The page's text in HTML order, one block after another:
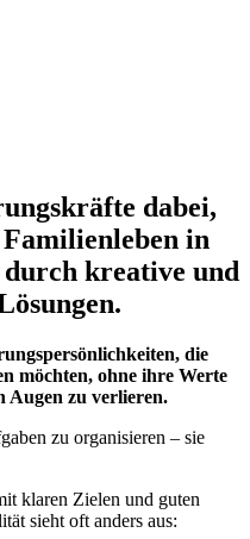
dabei,
in
kreative und
die
möchten, ohne ihre Werte
Augen zu verlieren.
zu organisieren – sie
klaren Zielen und guten
sieht oft anders aus: